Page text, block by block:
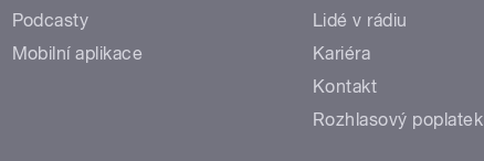
Podcasty
Mobilní aplikace
Lidé v rádiu
Kariéra
Kontakt
Rozhlasový poplatek